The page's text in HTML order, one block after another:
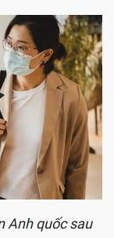
Anh quốc sau